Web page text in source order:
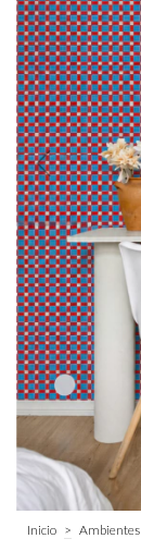
Inicio > Ambientes